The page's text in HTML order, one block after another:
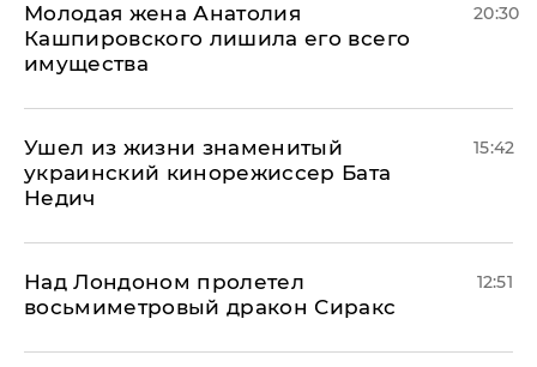
Молодая жена Анатолия
Кашпировского лишила его всего
имущества
20:30
Ушел из жизни знаменитый
украинский кинорежиссер Бата
Недич
15:42
Над Лондоном пролетел
восьмиметровый дракон Сиракс
12:51